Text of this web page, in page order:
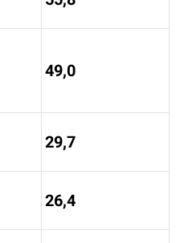
49,0
29,7
26,4